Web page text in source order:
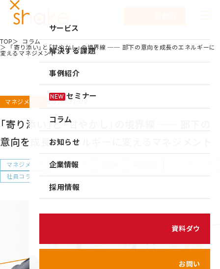
サービス
サービスTOP
キャリア自律
仕組み作り
新入社員研修
組織づくり
育成体系構築
解決する課題
事例紹介
NEW セミナー
コラム
お知らせ
企業情報
企業情報TOP
代表メッセージ
採用情報
TOP
コラム
「寄り添い」と「甘やかし」の境界線 ── 部下の意向を成長のエネルギーに
変えるマネジメント
マネジメント 2026.02.02
「寄り添い」と「甘やかし」の境界線 ── 部下の
意向を成長のエネルギーに変えるマネジメント
マネジメント 組織づくり
社員コラム